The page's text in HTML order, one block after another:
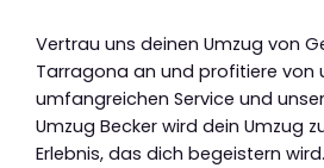
Vertrau uns deinen Umzug von
Tarragona an und profitiere von
umfangreichen Service und
Umzug Becker wird dein Umzug
Erlebnis, das dich begeistern